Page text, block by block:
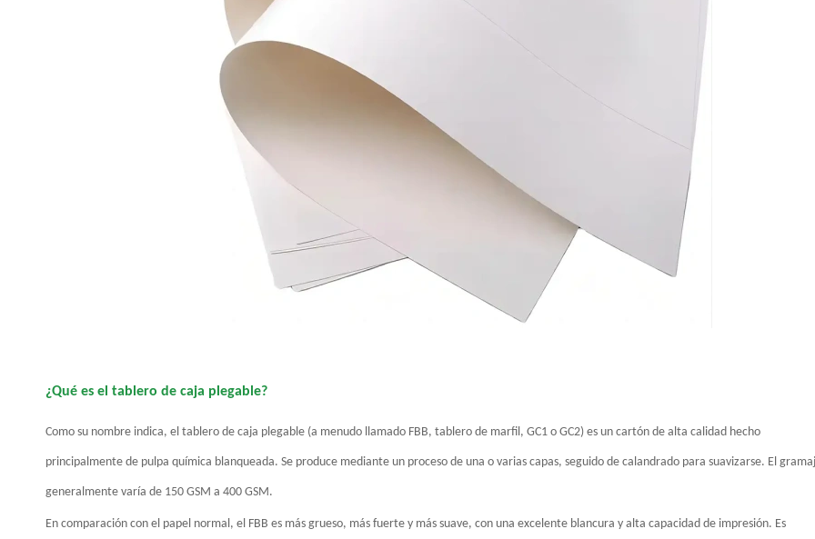
¿Qué es el tablero de caja plegable?
Como su nombre indica, el tablero de caja plegable (a menudo llamado FBB, tablero de marfil, GC1 o GC2) es un cartón de alta calidad hecho
principalmente de pulpa química blanqueada. Se produce mediante un proceso de una o varias capas, seguido de calandrado para suavizarse. El
generalmente varía de 150 GSM a 400 GSM.
En comparación con el papel normal, el FBB es más grueso, más fuerte y más suave, con una excelente blancura y alta capacidad de impresión. Es